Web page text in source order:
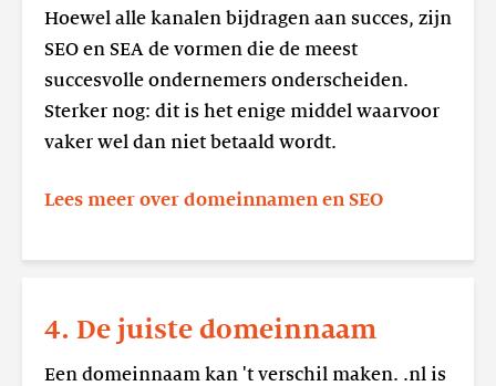
Hoewel alle kanalen bijdragen aan succes, zijn
SEO en SEA de vormen die de meest
succesvolle ondernemers onderscheiden.
Sterker nog: dit is het enige middel waarvoor
vaker wel dan niet betaald wordt.
Lees meer over domeinnamen en SEO
sleutel
4. De juiste domeinnaam
Een domeinnaam kan 't verschil maken. .nl is
meer